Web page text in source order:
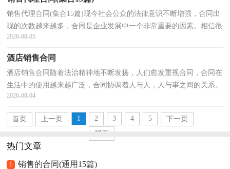
销售代理合同(集合15篇)现今社会公众的法律意识不断增强，合同出
现的次数越来越多，合同是企业发展中一个非常重要的因素。相信很
多朋友都对拟合同感到非常苦恼吧，下面是小编为大...
2026-08-05
酒店销售合同
酒店销售合同随着法治精神地不断发扬，人们愈发重视合同，合同在
生活中的使用越来越广泛，合同协调着人与人，人与事之间的关系。
那么制定合同书有什么需要注意的呢？以下是小编精心整...
2026-08-04
首页 上一页 1 2 3 4 5
下一页
尾页
热门文章
1 销售的合同(通用15篇)